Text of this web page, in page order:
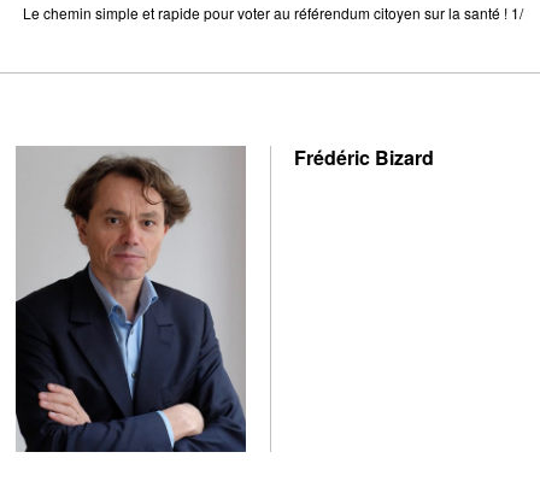
Le chemin simple et rapide pour voter au référendum citoyen sur la santé ! 1/
Frédéric Bizard